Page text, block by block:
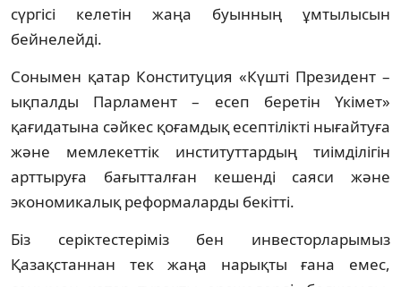
сүргісі келетін жаңа буынның ұмтылысын
бейнелейді.
Сонымен қатар Конституция «Күшті Президент –
ықпалды Парламент – есеп беретін Үкімет»
қағидатына сәйкес қоғамдық есептілікті нығайтуға
және мемлекеттік институттардың тиімділігін
арттыруға бағытталған кешенді саяси және
экономикалық реформаларды бекітті.
Біз серіктестеріміз бен инвесторларымыз
Қазақстаннан тек жаңа нарықты ғана емес,